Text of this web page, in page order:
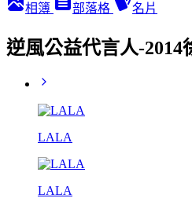
相簿 部落格 名片
逆風公益代言人-2014
LALA
LALA